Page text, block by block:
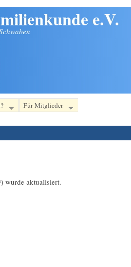
e.V.
Für Mitglieder
wurde aktualisiert.